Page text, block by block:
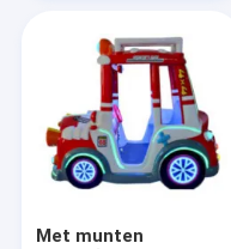
Met munten